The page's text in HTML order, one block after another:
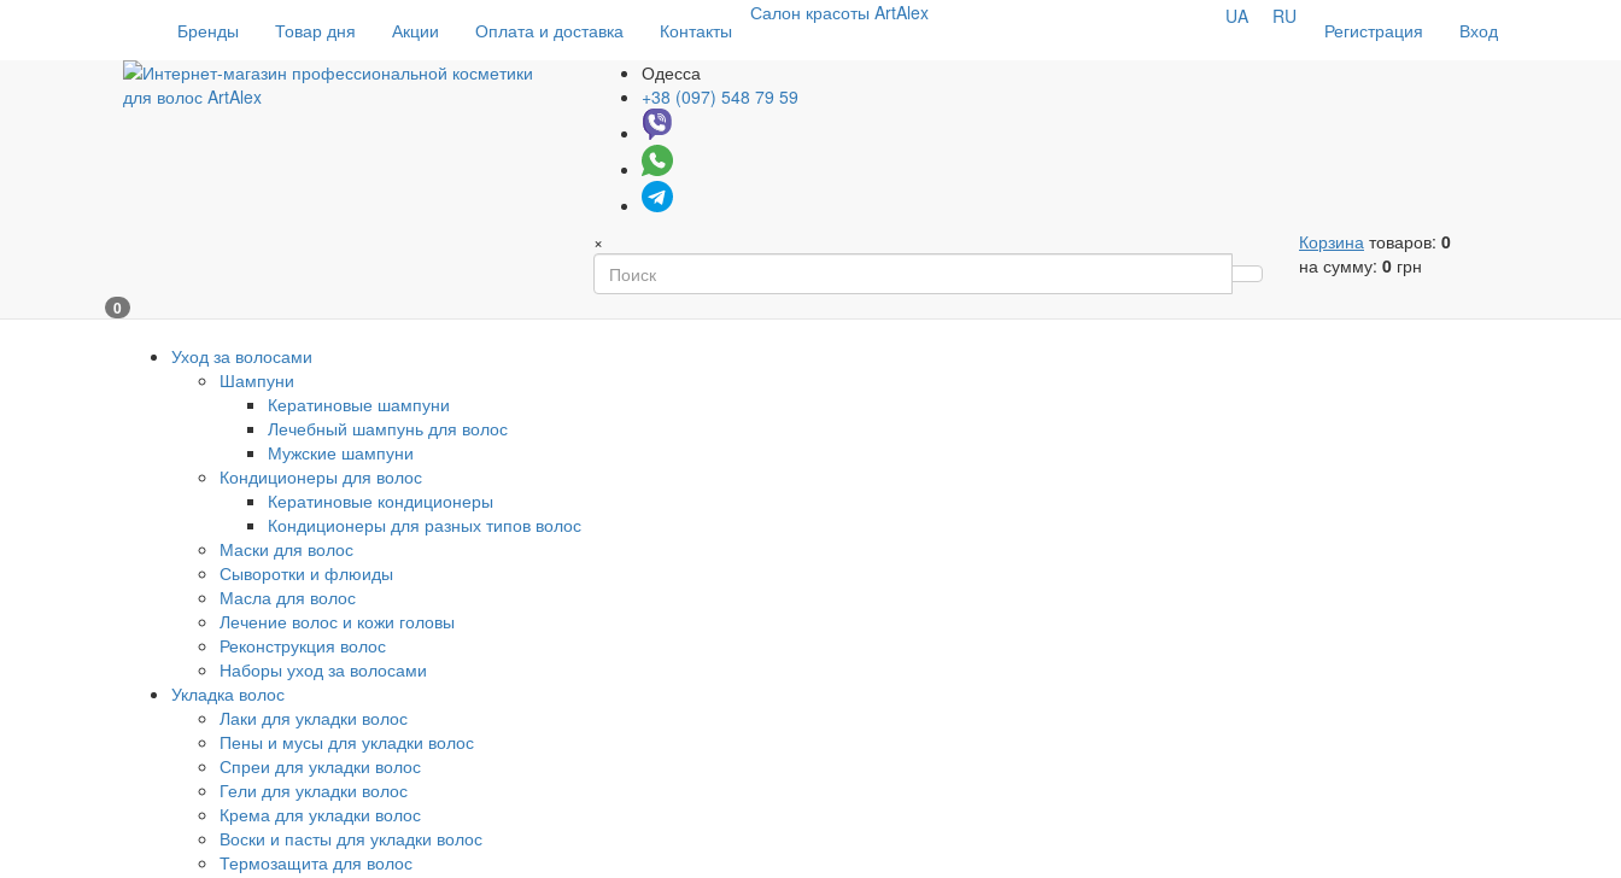
Бренды Товар дня Акции Оплата и доставка Контакты
Салон красоты ArtAlex
Регистрация Вход
UA RU
Одесса
+38 (097) 548 79 59
× Корзина товаров: 0
на сумму: 0 грн
0
Уход за волосами
Шампуни
Кератиновые шампуни
Лечебный шампунь для волос
Мужские шампуни
Кондиционеры для волос
Кератиновые кондиционеры
Кондиционеры для разных типов волос
Маски для волос
Сыворотки и флюиды
Масла для волос
Лечение волос и кожи головы
Реконструкция волос
Наборы уход за волосами
Укладка волос
Лаки для укладки волос
Пены и мусы для укладки волос
Спреи для укладки волос
Гели для укладки волос
Крема для укладки волос
Воски и пасты для укладки волос
Термозащита для волос